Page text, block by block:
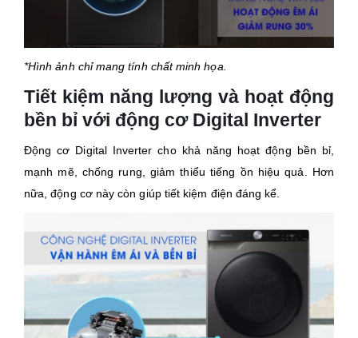
*Hình ảnh chỉ mang tính chất minh họa.
Tiết kiệm năng lượng và hoạt động
bền bỉ với động cơ Digital Inverter
Động cơ Digital Inverter cho khả năng hoạt động bền bỉ,
mạnh mẽ, chống rung, giảm thiểu tiếng ồn hiệu quả. Hơn
nữa, động cơ này còn giúp tiết kiệm điện đáng kể.